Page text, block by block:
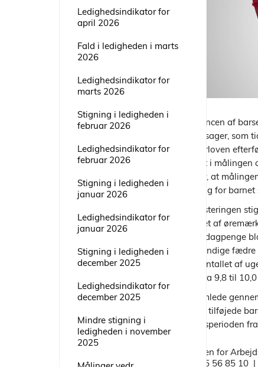
Ledighedsindikator for
april 2026
Fald i ledigheden i marts
2026
Ledighedsindikator for
marts 2026
Stigning i ledigheden i
februar 2026
Ledighedsindikator for
februar 2026
Stigning i ledigheden i
januar 2026
Ledighedsindikator for
januar 2026
Stigning i ledigheden i
december 2025
Ledighedsindikator for
december 2025
Mindre stigning i
ledigheden i november
2025
I leverancen af
barselssager,
fædreorloven
indgået i målingen
betyder, at
fædre og for barnet
Med justeringen
omfattet af
barselsdagpenge
selvstændige
stiger antallet af
stiger fra 9,8 til
Det samlede
med de tilføjede
målingsperioden
Styrelsen for
CVR: 55 56 85 10 |